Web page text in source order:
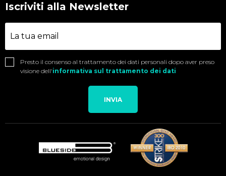
Iscriviti alla Newsletter
Presto il consenso al trattamento dei dati personali dopo aver preso
visione dell'informativa sul trattamento dei dati
INVIA